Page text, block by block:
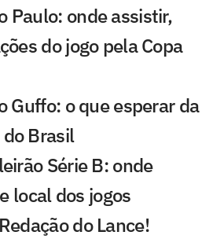
Paulo: onde assistir,
do jogo pela Copa
Guffo: o que esperar da
Brasil
Série B: onde
local dos jogos
do Lance!